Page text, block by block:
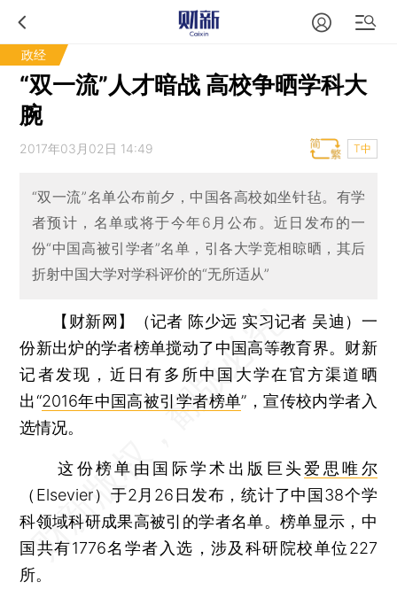
政经
“双一流”人才暗战 高校争晒学科大
腕
2017年03月02日 14:49 T中
“双一流”名单公布前夕，中国各高校如坐针毡。有学
者预计，名单或将于今年6月公布。近日发布的一
份“中国高被引学者”名单，引各大学竞相晾晒，其后
折射中国大学对学科评价的“无所适从”
【财新网】（记者 陈少远 实习记者 吴迪） 一
份新出炉的学者榜单搅动了中国高等教育界。财新
记者发现，近日有多所中国大学在官方渠道晒
出“2016年中国高被引学者榜单”，宣传校内学者入
选情况。
这份榜单由国际学术出版巨头爱思唯尔
（Elsevier）于2月26日发布，统计了中国38个学
科领域科研成果高被引的学者名单。榜单显示，中
国共有1776名学者入选，涉及科研院校单位227
所。